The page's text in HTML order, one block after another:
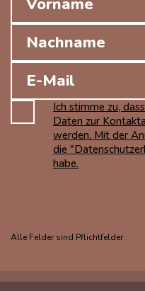
Ich stimme zu,
Daten zur
werden. Mit der
die
habe.
Alle Felder sind Pflichtfelder